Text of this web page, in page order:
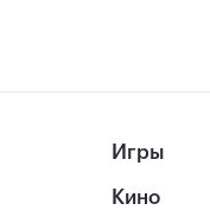
Игры
Кино